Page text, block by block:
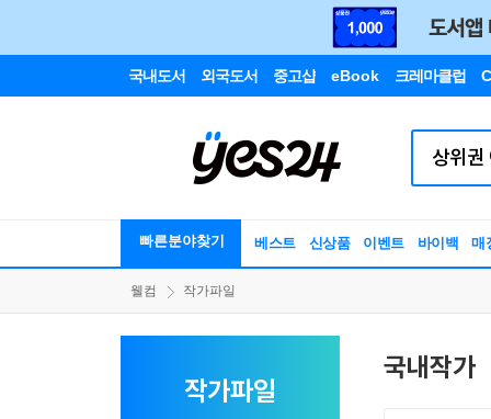
국내도서 외국도서 중고샵 eBook 크레마클럽
빠른분야찾기 베스트 신상품 이벤트 바이백 매
웰컴 작가파일
작가파일
국내작가